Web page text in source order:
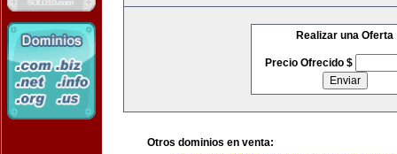
Realizar una Oferta
Precio Ofrecido $
Otros dominios en venta: